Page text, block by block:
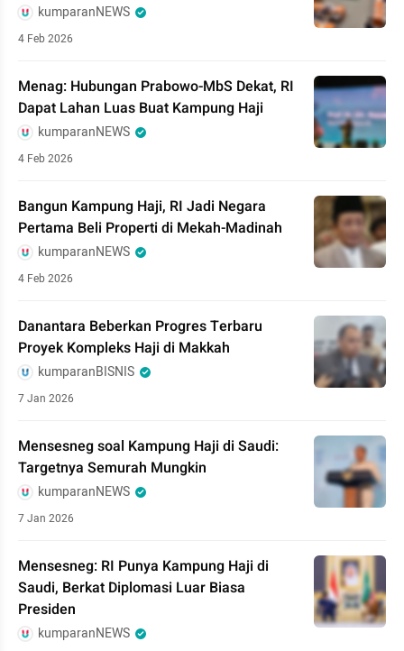
kumparanNEWS
4 Feb 2026
Menag: Hubungan Prabowo-MbS Dekat, RI
Dapat Lahan Luas Buat Kampung Haji
kumparanNEWS
4 Feb 2026
Bangun Kampung Haji, RI Jadi Negara
Pertama Beli Properti di Mekah-Madinah
kumparanNEWS
4 Feb 2026
Danantara Beberkan Progres Terbaru
Proyek Kompleks Haji di Makkah
kumparanBISNIS
7 Jan 2026
Mensesneg soal Kampung Haji di Saudi:
Targetnya Semurah Mungkin
kumparanNEWS
7 Jan 2026
Mensesneg: RI Punya Kampung Haji di
Saudi, Berkat Diplomasi Luar Biasa
Presiden
kumparanNEWS